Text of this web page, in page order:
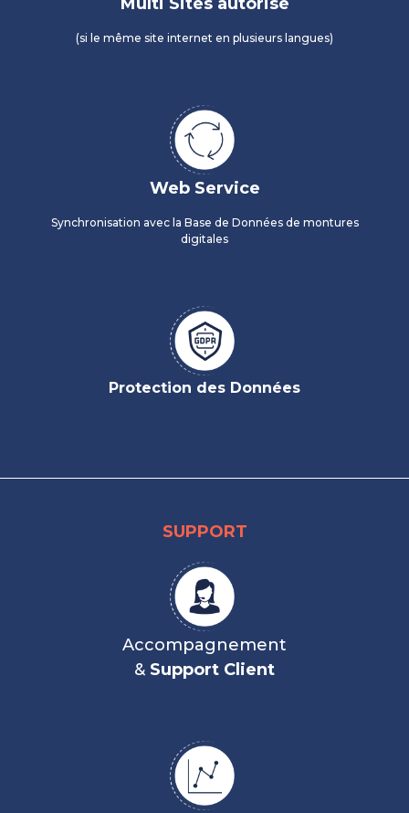
Multi Sites autorisé
(si le même site internet en plusieurs langues)
Web Service
Synchronisation avec la Base de Données de montures
digitales
Protection des Données
SUPPORT
Accompagnement
& Support Client